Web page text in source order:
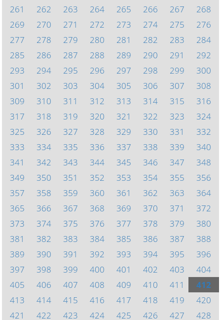
261
262 263 264 265 266 267
268
269
270 271 272 273 274 275
276
277
278 279 280 281 282 283
284
285
286 287 288 289 290 291
292
293
294 295 296 297 298 299
300
301
302 303 304 305 306 307
308
309
310 311 312 313 314 315
316
317
318 319 320 321 322 323
324
325
326 327 328 329 330 331
332
333
334 335 336 337 338 339
340
341
342 343 344 345 346 347
348
349
350 351 352 353 354 355
356
357
358 359 360 361 362 363
364
365
366 367 368 369 370 371
372
373
374 375 376 377 378 379
380
381
382 383 384 385 386 387
388
389
390 391 392 393 394 395
396
397
398 399 400 401 402 403
404
405
406 407 408 409 410 411
412
413
414 415 416 417 418 419
420
421
422 423 424 425 426 427 428